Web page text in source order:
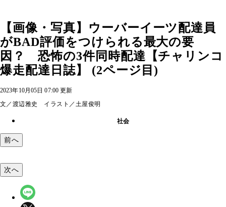
【画像・写真】ウーバーイーツ配達員
がBAD評価をつけられる最大の要
因？ 恐怖の3件同時配達【チャリンコ
爆走配達日誌】 (2ページ目)
2023年10月05日 07:00 更新
文／渡辺雅史 イラスト／土屋俊明
社会
前へ
次へ